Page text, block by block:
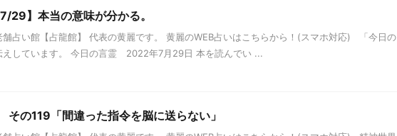
7/29】本当の意味が分かる。
舗占い館【占龍館】 代表の黄麗です。 黄麗のWEB占いはこちらから！(スマホ対応) 「今日の
えしています。 今日の言霊 2022年7月29日 本を読んでい ...
の119「間違った指令を脳に送らない」